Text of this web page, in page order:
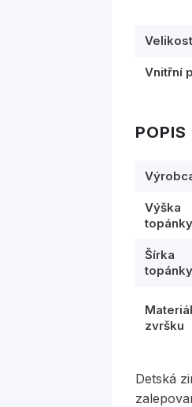
Vnitřní
POPIS
Výška
Šírka
zvršku
Detská